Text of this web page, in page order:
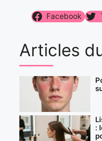
Facebook
Articles
: